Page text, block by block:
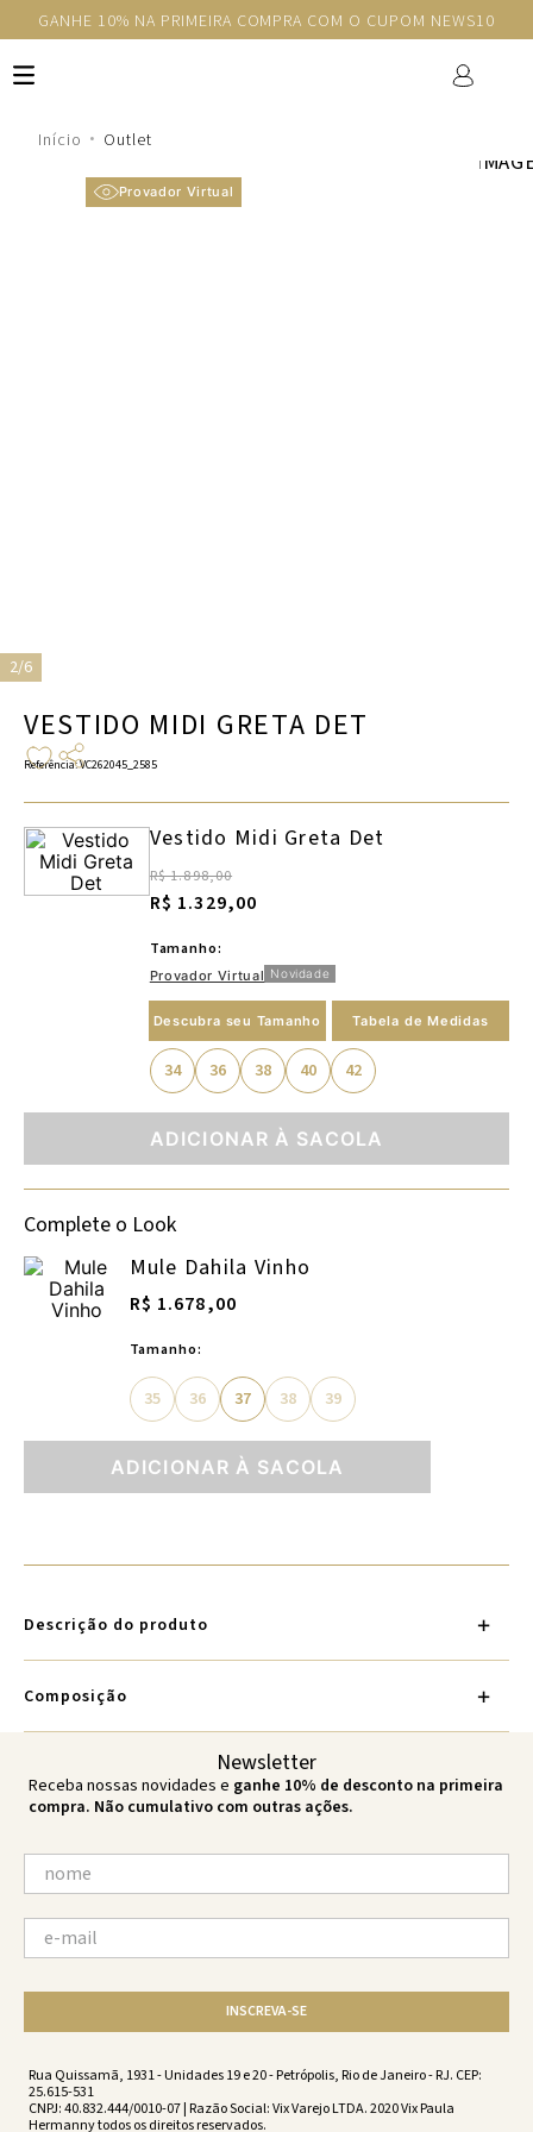
GANHE 10% NA PRIMEIRA COMPRA COM O CUPOM NEWS10
Outlet
Provador Virtual
2/6
VESTIDO MIDI GRETA DET
Referência:VC262045_2585
Vestido Midi Greta Det
R$ 1.898,00
R$ 1.329,00
Tamanho:
Provador Virtual Novidade
Descubra seu Tamanho Tabela de Medidas
34 36 38 40 42
ADICIONAR À SACOLA
Complete o Look
Mule Dahila Vinho
R$ 1.678,00
Tamanho:
35 36 37 38 39
ADICIONAR À SACOLA
Descrição do produto
Composição
Newsletter
Receba nossas novidades e ganhe 10% de desconto na primeira
compra. Não cumulativo com outras ações.
INSCREVA-SE
Rua Quissamã, 1931 - Unidades 19 e 20 - Petrópolis, Rio de Janeiro - RJ. CEP:
25.615-531
CNPJ: 40.832.444/0010-07 | Razão Social: Vix Varejo LTDA. 2020 Vix Paula
Hermanny todos os direitos reservados.